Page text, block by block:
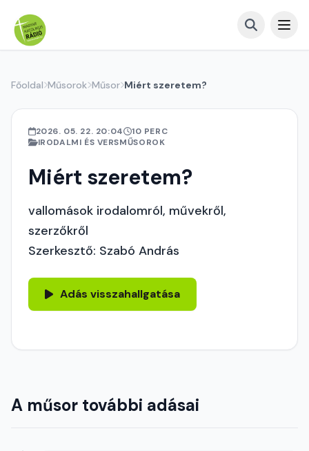
Főoldal Műsorok Műsor Miért szeretem?
2026. 05. 22. 20:04
10 PERC
IRODALMI ÉS VERSMŰSOROK
Miért szeretem?
vallomások irodalomról, művekről,
szerzőkről
Szerkesztő: Szabó András
Adás visszahallgatása
A műsor további adásai